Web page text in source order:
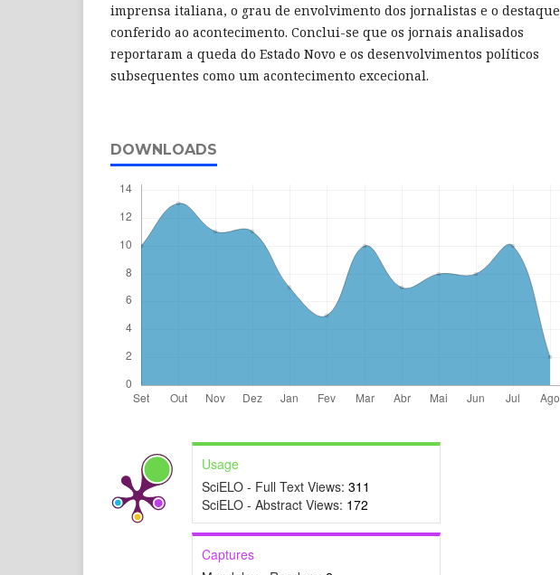
imprensa italiana, o grau de envolvimento dos jornalistas e o destaque
conferido ao acontecimento. Conclui-se que os jornais analisados
reportaram a queda do Estado Novo e os desenvolvimentos políticos
subsequentes como um acontecimento excecional.
DOWNLOADS
Usage
SciELO - Full Text Views: 311
SciELO - Abstract Views: 172
Captures